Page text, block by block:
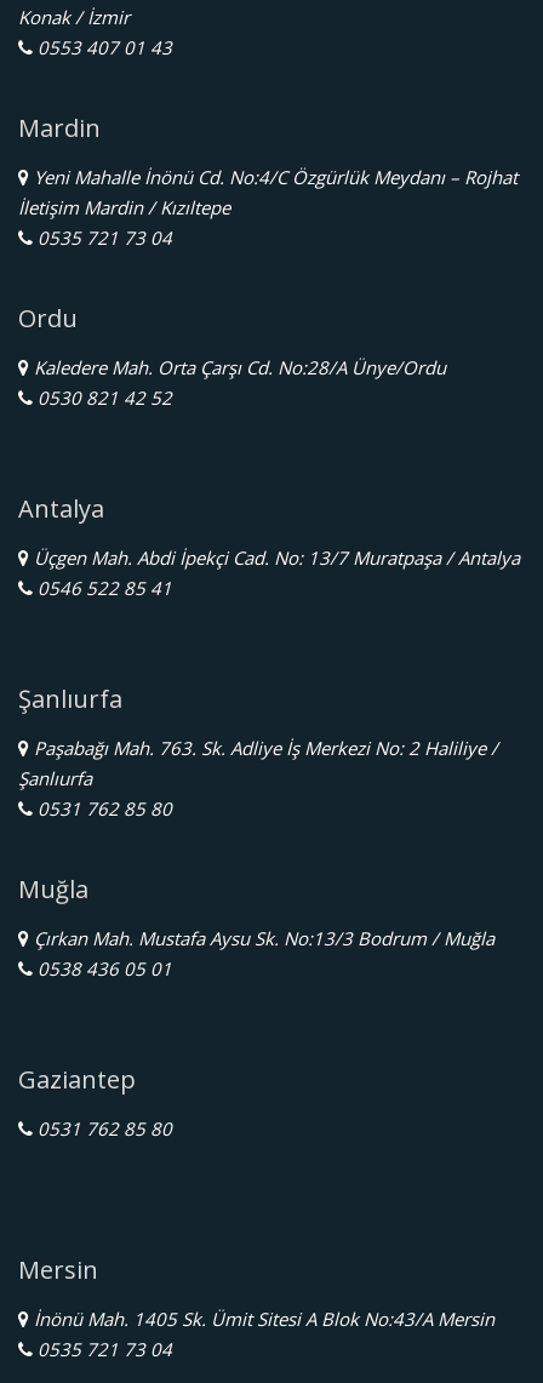
Konak / İzmir
0553 407 01 43
Mardin
Yeni Mahalle İnönü Cd. No:4/C Özgürlük Meydanı – Rojhat
İletişim Mardin / Kızıltepe
0535 721 73 04
Ordu
Kaledere Mah. Orta Çarşı Cd. No:28/A Ünye/Ordu
0530 821 42 52
Antalya
Üçgen Mah. Abdi İpekçi Cad. No: 13/7 Muratpaşa / Antalya
0546 522 85 41
Şanlıurfa
Paşabağı Mah. 763. Sk. Adliye İş Merkezi No: 2 Haliliye /
Şanlıurfa
0531 762 85 80
Muğla
Çırkan Mah. Mustafa Aysu Sk. No:13/3 Bodrum / Muğla
0538 436 05 01
Gaziantep
0531 762 85 80
Mersin
İnönü Mah. 1405 Sk. Ümit Sitesi A Blok No:43/A Mersin
0535 721 73 04